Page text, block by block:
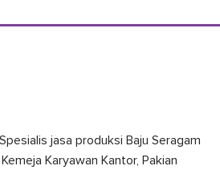
jasa produksi Baju Seragam
Karyawan Kantor, Pakian